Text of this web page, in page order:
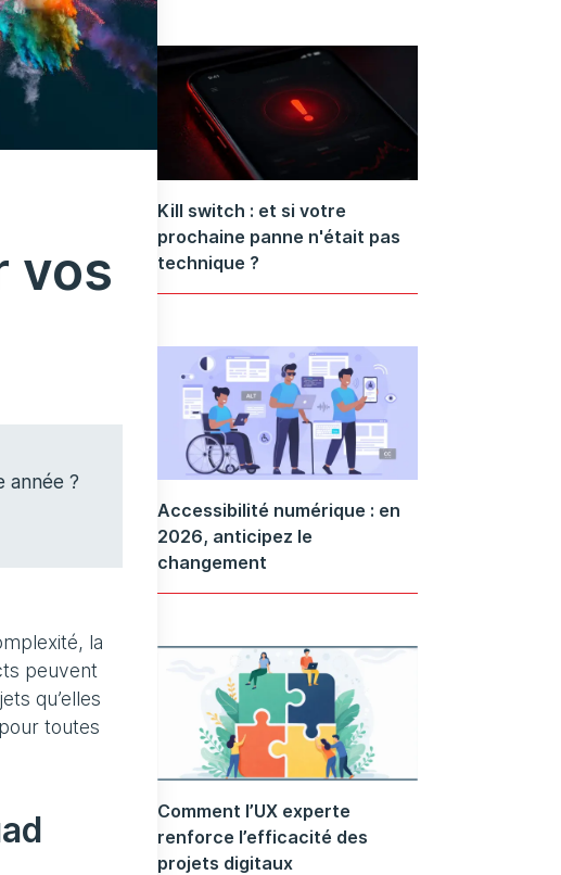
vos
?
la
peuvent
qu’elles
toutes
Kill switch : et si votre
prochaine panne n'était pas
technique ?
Accessibilité numérique : en
2026, anticipez le
changement
Comment l’UX experte
renforce l’efficacité des
projets digitaux